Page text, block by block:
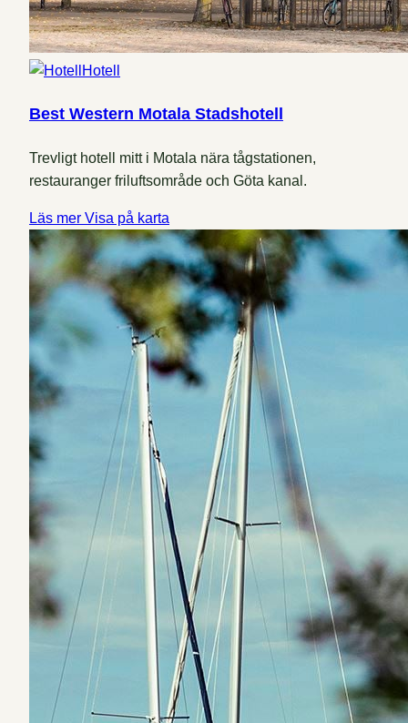
Hotell
Best Western Motala Stadshotell
Trevligt hotell mitt i Motala nära tågstationen,
restauranger friluftsområde och Göta kanal.
Läs mer Visa på karta